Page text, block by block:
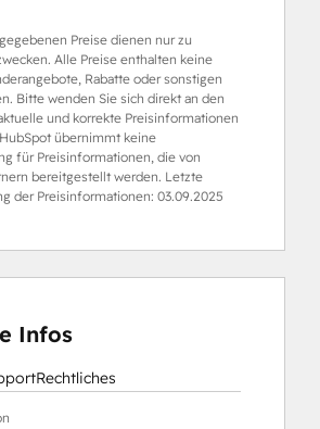
Preise dienen nur zu
Alle Preise enthalten keine
Rabatte oder sonstigen
Bitte wenden Sie sich direkt an den
und korrekte Preisinformationen
übernimmt keine
für Preisinformationen, die von
bereitgestellt werden. Letzte
der Preisinformationen: 03.09.2025
Infos
Rechtliches